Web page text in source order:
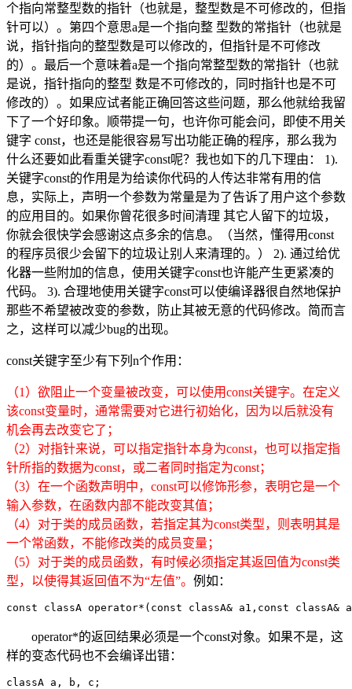
个指向常整型数的指针（也就是，整型数是不可修改的，但指
针可以）。第四个意思a是一个指向整 型数的常指针（也就是
说，指针指向的整型数是可以修改的，但指针是不可修改
的）。最后一个意味着a是一个指向常整型数的常指针（也就
是说，指针指向的整型 数是不可修改的，同时指针也是不可
修改的）。如果应试者能正确回答这些问题，那么他就给我留
下了一个好印象。顺带提一句，也许你可能会问，即使不用关
键字 const，也还是能很容易写出功能正确的程序，那么我为
什么还要如此看重关键字const呢？我也如下的几下理由： 1).
关键字const的作用是为给读你代码的人传达非常有用的信
息，实际上，声明一个参数为常量是为了告诉了用户这个参数
的应用目的。如果你曾花很多时间清理 其它人留下的垃圾，
你就会很快学会感谢这点多余的信息。（当然，懂得用const
的程序员很少会留下的垃圾让别人来清理的。） 2). 通过给优
化器一些附加的信息，使用关键字const也许能产生更紧凑的
代码。 3). 合理地使用关键字const可以使编译器很自然地保护
那些不希望被改变的参数，防止其被无意的代码修改。简而言
之，这样可以减少bug的出现。
const关键字至少有下列n个作用：
（1）欲阻止一个变量被改变，可以使用const关键字。在定义
该const变量时，通常需要对它进行初始化，因为以后就没有
机会再去改变它了；
（2）对指针来说，可以指定指针本身为const，也可以指定指
针所指的数据为const，或二者同时指定为const；
（3）在一个函数声明中，const可以修饰形参，表明它是一个
输入参数，在函数内部不能改变其值；
（4）对于类的成员函数，若指定其为const类型，则表明其是
一个常函数，不能修改类的成员变量；
（5）对于类的成员函数，有时候必须指定其返回值为const类
型，以使得其返回值不为“左值”。 例如：
operator*的返回结果必须是一个const对象。如果不是，这
样的变态代码也不会编译出错：
classA a, b, c;